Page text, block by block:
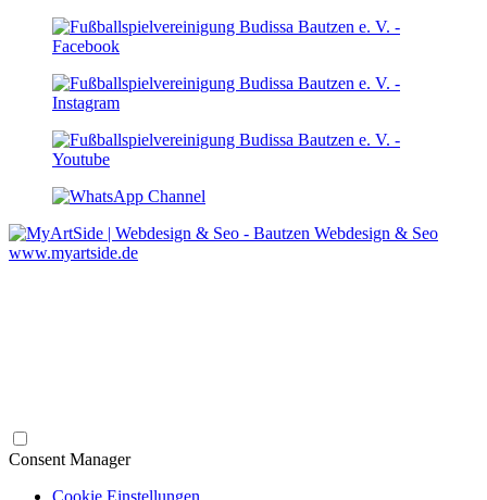
Webdesign & Seo
www.myartside.de
Consent Manager
Cookie Einstellungen